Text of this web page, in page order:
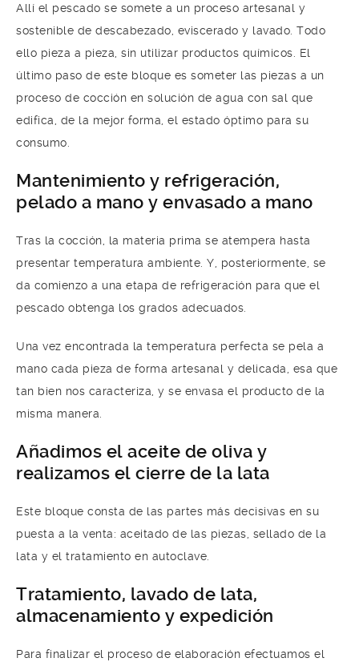
Allí el pescado se somete a un proceso artesanal y
sostenible de descabezado, eviscerado y lavado. Todo
ello pieza a pieza, sin utilizar productos químicos. El
último paso de este bloque es someter las piezas a un
proceso de cocción en solución de agua con sal que
edifica, de la mejor forma, el estado óptimo para su
consumo.
Mantenimiento y refrigeración,
pelado a mano y envasado a mano
Tras la cocción, la materia prima se atempera hasta
presentar temperatura ambiente. Y, posteriormente, se
da comienzo a una etapa de refrigeración para que el
pescado obtenga los grados adecuados.
Una vez encontrada la temperatura perfecta se pela a
mano cada pieza de forma artesanal y delicada, esa que
tan bien nos caracteriza, y se envasa el producto de la
misma manera.
Añadimos el aceite de oliva y
realizamos el cierre de la lata
Este bloque consta de las partes más decisivas en su
puesta a la venta: aceitado de las piezas, sellado de la
lata y el tratamiento en autoclave.
Tratamiento, lavado de lata,
almacenamiento y expedición
Para finalizar el proceso de elaboración efectuamos el